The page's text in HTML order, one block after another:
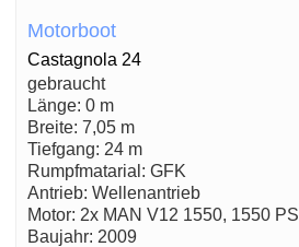
Motorboot
Castagnola 24
gebraucht
Länge: 0 m
Breite: 7,05 m
Tiefgang: 24 m
Rumpfmatarial: GFK
Antrieb: Wellenantrieb
Motor: 2x MAN V12 1550, 1550 PS
Baujahr: 2009